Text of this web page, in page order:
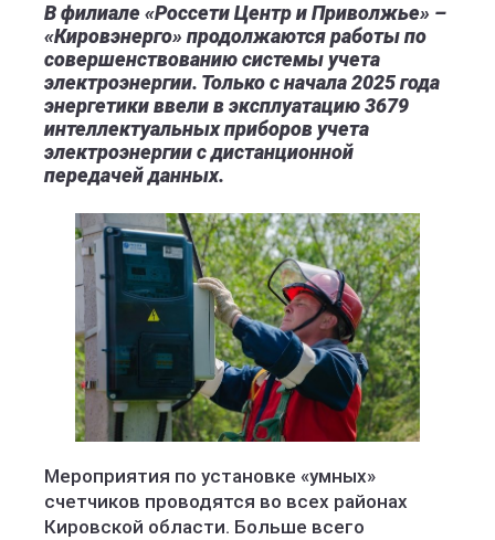
В филиале «Россети Центр и Приволжье» –
«Кировэнерго» продолжаются работы по
совершенствованию системы учета
электроэнергии. Только с начала 2025 года
энергетики ввели в эксплуатацию 3679
интеллектуальных приборов учета
электроэнергии с дистанционной
передачей данных.
Мероприятия по установке «умных»
счетчиков проводятся во всех районах
Кировской области. Больше всего